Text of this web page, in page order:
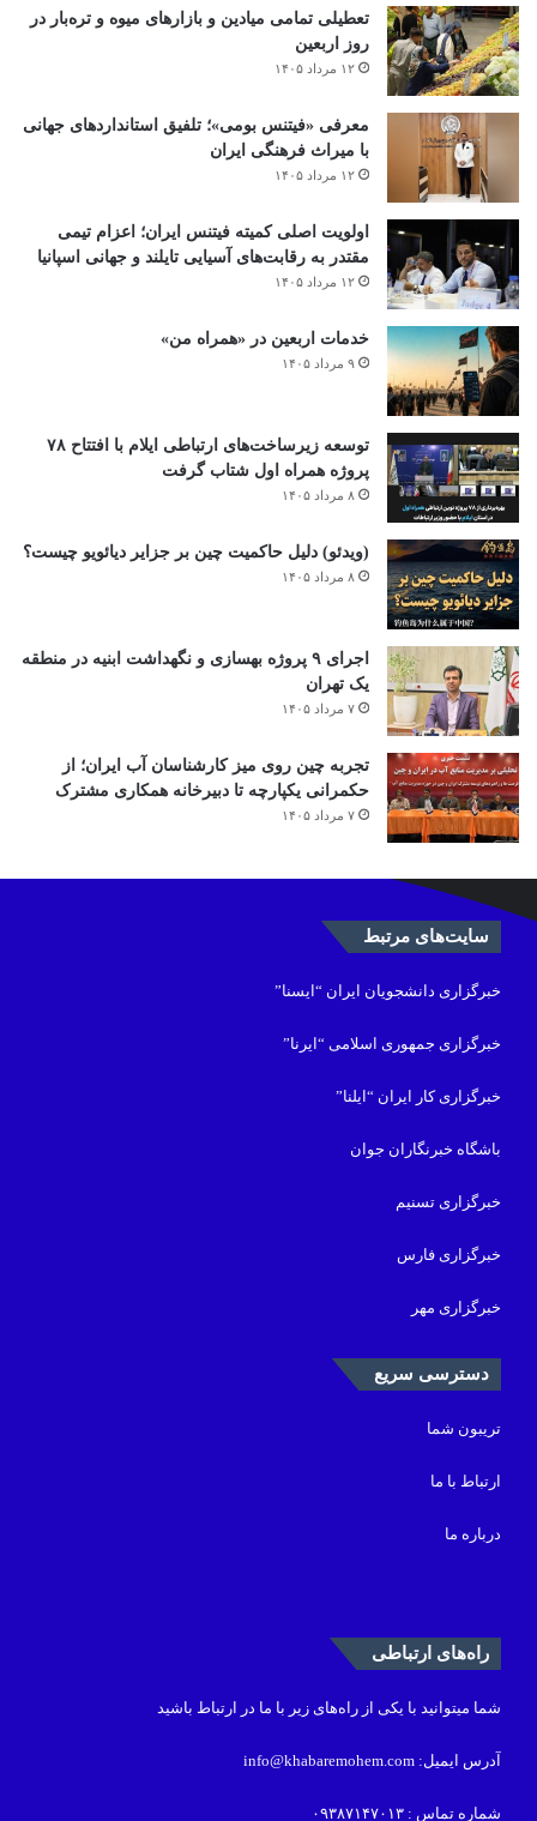
تعطیلی تمامی میادین و بازارهای میوه و تره‌بار در
روز اربعین
۱۲ مرداد ۱۴۰۵
معرفی «فیتنس بومی»؛ تلفیق استانداردهای جهانی
با میراث فرهنگی ایران
۱۲ مرداد ۱۴۰۵
اولویت اصلی کمیته فیتنس ایران؛ اعزام تیمی
مقتدر به رقابت‌های آسیایی تایلند و جهانی اسپانیا
۱۲ مرداد ۱۴۰۵
خدمات اربعین در «همراه من»
۹ مرداد ۱۴۰۵
توسعه زیرساخت‌های ارتباطی ایلام با افتتاح ۷۸
پروژه همراه اول شتاب گرفت
۸ مرداد ۱۴۰۵
(ویدئو) دلیل حاکمیت چین بر جزایر دیائویو چیست؟
۸ مرداد ۱۴۰۵
اجرای ۹ پروژه بهسازی و نگهداشت ابنیه در منطقه
یک تهران
۷ مرداد ۱۴۰۵
تجربه چین روی میز کارشناسان آب ایران؛ از
حکمرانی یکپارچه تا دبیرخانه همکاری مشترک
۷ مرداد ۱۴۰۵
سایت‌های مرتبط
خبرگزاری دانشجویان ایران “ایسنا”
خبرگزاری جمهوری اسلامی “ایرنا”
خبرگزاری کار ایران “ایلنا”
باشگاه خبرنگاران جوان
خبرگزاری تسنیم
خبرگزاری فارس
خبرگزاری مهر
دسترسی سریع
تریبون شما
ارتباط با ما
درباره ما
راه‌های ارتباطی
شما میتوانید با یکی از راه‌های زیر با ما در ارتباط باشید
آدرس ایمیل: info@khabaremohem.com
شماره تماس : ۰۹۳۸۷۱۴۷۰۱۳